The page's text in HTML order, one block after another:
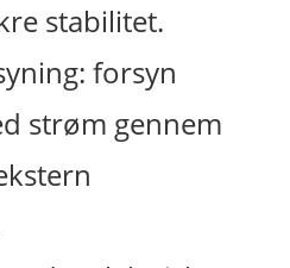
stabilitet.
forsyn
strøm gennem